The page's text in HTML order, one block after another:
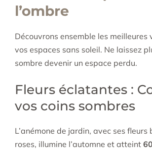
l’ombre
Découvrons ensemble les meilleures
vos espaces sans soleil. Ne laissez
sombre devenir un espace perdu.
Fleurs éclatantes :
vos coins sombres
L’anémone de jardin, avec ses fleurs
roses, illumine l’automne et atteint